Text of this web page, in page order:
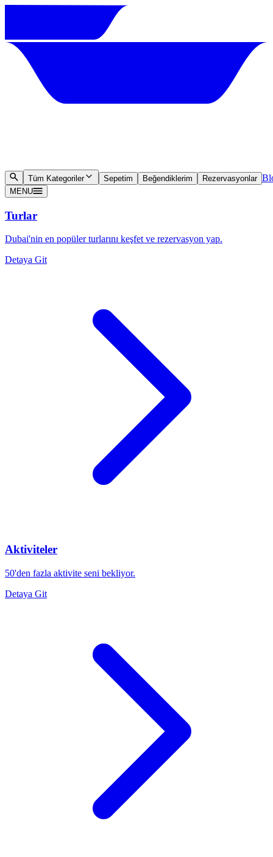
Tüm Kategoriler Sepetim Beğendiklerim Rezervasyonlar
MENU
Turlar
Dubai'nin en popüler turlarını keşfet ve rezervasyon yap.
Detaya Git
Aktiviteler
50'den fazla aktivite seni bekliyor.
Detaya Git